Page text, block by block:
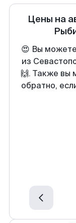
Цены на
😍 Вы
из
🙌. Также вы
обратно,